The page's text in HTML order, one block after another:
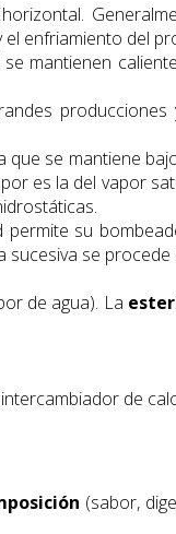
enfriamiento del
mantienen
se mantiene
es la del vapor
su
se
de agua). La
de
(sabor,